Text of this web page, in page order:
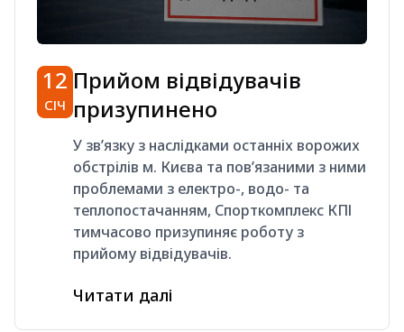
12
СІЧ
Прийом відвідувачів
призупинено
У зв’язку з наслідками останніх ворожих
обстрілів м. Києва та пов’язаними з ними
проблемами з електро-, водо- та
теплопостачанням, Спорткомплекс КПІ
тимчасово призупиняє роботу з
прийому відвідувачів.
Читати далі